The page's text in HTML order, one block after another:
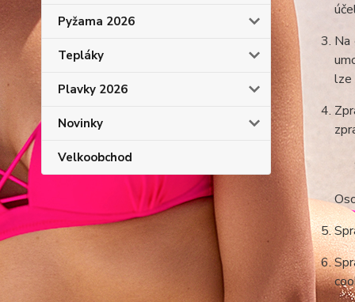
Pyžama 2026
Tepláky
Plavky 2026
Novinky
Velkoobchod
Na
lze